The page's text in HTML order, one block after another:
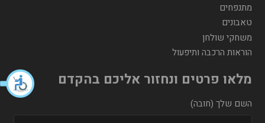
מתנפחים
טאבונים
משחקי שולחן
הוראות הרכבה ותיפעול
מלאו פרטים ונחזור אליכם בהקדם
השם שלך (חובה)